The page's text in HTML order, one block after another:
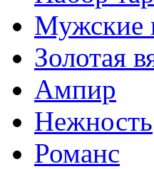
Мужские
Золотая
Ампир
Нежность
Романс